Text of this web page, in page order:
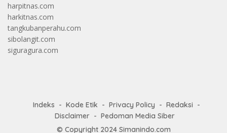
harpitnas.com
harkitnas.com
tangkubanperahu.com
sibolangit.com
siguragura.com
Indeks Kode Etik Privacy Policy
Redaksi
Disclaimer
Pedoman Media Siber
© Copyright 2024 Simanindo.com